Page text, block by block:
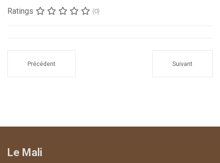
Ratings (0)
Précédent Suivant
Le Mali